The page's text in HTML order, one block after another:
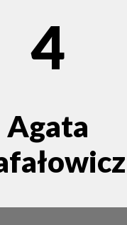
4
Agata